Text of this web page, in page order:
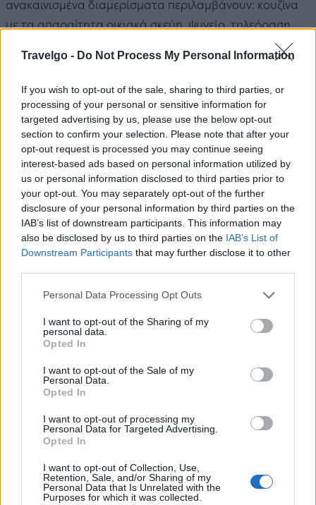
Travelgo - Do Not Process My Personal Information
If you wish to opt-out of the sale, sharing to third parties, or
processing of your personal or sensitive information for
targeted advertising by us, please use the below opt-out
section to confirm your selection. Please note that after your
opt-out request is processed you may continue seeing
interest-based ads based on personal information utilized by
us or personal information disclosed to third parties prior to
your opt-out. You may separately opt-out of the further
disclosure of your personal information by third parties on the
IAB’s list of downstream participants. This information may
also be disclosed by us to third parties on the IAB’s List of
Downstream Participants that may further disclose it to other
Please note that this website/app uses one or more Google
not limited to your visit or usage behaviour. You may click to
grant or deny consent to Google and its third-party tags to
use your data for below specified purposes in below Google
consent section.
Personal Data Processing Opt Outs
I want to opt-out of the Sharing of my
personal data.
Opted In
I want to opt-out of the Sale of my
Personal Data.
Opted In
I want to opt-out of processing my
Personal Data for Targeted Advertising.
Opted In
I want to opt-out of Collection, Use,
Retention, Sale, and/or Sharing of my
Personal Data that Is Unrelated with the
Purposes for which it was collected.
ανακαινισμένα διαμερίσματα περιλαμβάνουν: κουζίνα
με τα απαραίτητα οικιακά σκεύη, ψυγείο, τηλεόραση,
parking και δικό τους μπαλκόνι.
Το φιλικό περιβάλλον και το προσωπικό του με την
καθημερινή περιποίηση και καθαριότητα των δωματίων
σας προσφέρουν αξέχαστες διακοπές.
Το βράδυ συνδυάστε ένα περίπατο πέντε λεπτών δίπλα
στον παραλιακό δρόμο Ρωμαίικο γιαλό, όπου μπορεί
κανείς να βρει ψαροταβέρνες, εστιατόρια και café-bar.
Συνεχίζοντας τον περίπατο θα συναντήσετε την κεντρική
αγορά η οποία οδηγεί στο λιμάνι της Μύρινας.
ΠΑΡΟΧΕΣ
Πάρκινγκ